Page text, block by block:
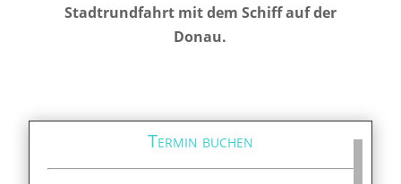
Stadtrundfahrt mit dem Schiff auf der
Donau.
Termin buchen